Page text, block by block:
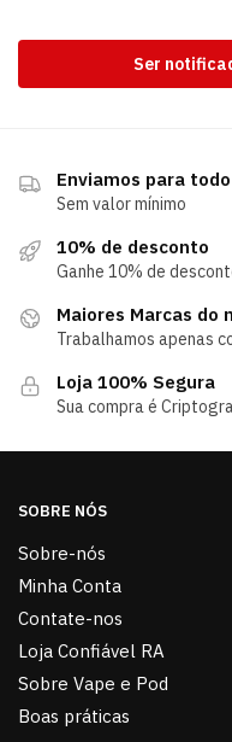
Ser
Enviamos para
Sem valor mínimo
10% de desconto
Ganhe 10% de
Maiores Marcas do
Trabalhamos apenas
Loja 100% Segura
Sua compra é
SOBRE NÓS
Sobre-nós
Minha Conta
Contate-nos
Loja Confiável RA
Sobre Vape e Pod
Boas práticas